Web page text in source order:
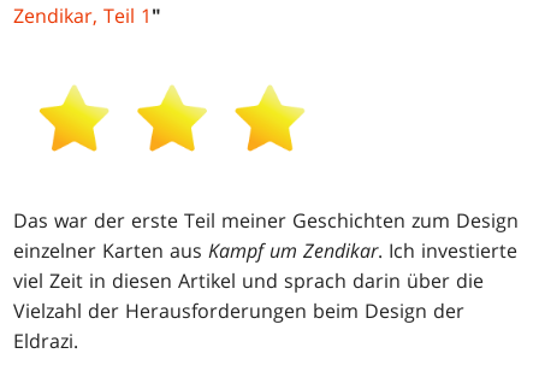
Zendikar, Teil 1"
Das war der erste Teil meiner Geschichten zum Design
einzelner Karten ausKampf um Zendikar. Ich investierte
viel Zeit in diesen Artikel und sprach darin über die
Vielzahl der Herausforderungen beim Design der
Eldrazi.